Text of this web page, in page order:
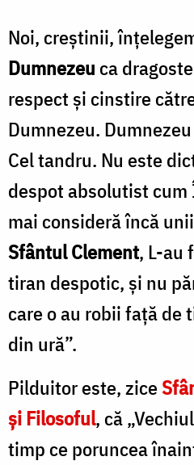
Foto:
Oana
Nechifor
Noi, creștinii,
Dumnezeu ca
respect și cinstire
Dumnezeu.
Cel tandru. Nu este
despot absolutist
mai consideră încă
Sfântul Clement, L-au
tiran despotic, și nu
care o au robii față de
din ură”.
Pilduitor este, zice
și Filosoful, că
timp ce poruncea